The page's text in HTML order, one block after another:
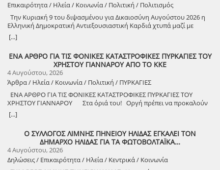
Επικαιρότητα / Ηλεία / Κοινωνία / Πολιτική / Πολιτισμός
Την Κυριακή 9 του διψασμένου για Δικαιοσύνη Αυγούστου 2026 η
Ελληνική Δημοκρατική Αντιεξουσιαστική Καρδιά χτυπά μαζί με
ΟΛΟΥΣ τους Συναγωνιστές για την Παλαιστίνη μέρα Μνήμης και
Αγώνα!
[...]
ΕΝΑ ΑΡΘΡΟ ΓΙΑ ΤΙΣ ΦΟΝΙΚΕΣ ΚΑΤΑΣΤΡΟΦΙΚΕΣ ΠΥΡΚΑΓΙΕΣ ΤΟΥ
ΧΡΗΣΤΟΥ ΓΙΑΝΝΑΡΟΥ ΑΠΟ ΤΟ ΚΚΕ
4 Αυγούστου, 2026
Άρθρα / Ηλεία / Κοινωνία / Πολιτική / ΠΥΡΚΑΓΙΕΣ
ΕΝΑ ΑΡΘΡΟ ΓΙΑ ΤΙΣ ΦΟΝΙΚΕΣ ΚΑΤΑΣΤΡΟΦΙΚΕΣ ΠΥΡΚΑΓΙΕΣ ΤΟΥ
ΧΡΗΣΤΟΥ ΓΙΑΝΝΑΡΟΥ Στα όριά του! Οργή πρέπει να προκαλούν
τα αναμασήματα του πρωθυπουργού και κυβερνητικών στελεχών,
που παίζουν την κασέτα της «κλιματικής αλλαγής» και της ατομικής
Αποκορύφωμα ήταν η δήλωση του υπουργού Πολιτικής Προστασίας,
ότι ο κρατικός μηχανισμός έχει φτάσει «στα όριά του», όταν πριν από
λίγους μήνες, η κυβέρνηση πανηγύριζε ότι η αντιπυρική περίοδος
ξεκινάει με τις καλύτερες δυνατές προϋποθέσεις! Χρειάστηκαν μόνο
[...]
Ο ΣΥΛΛΟΓΟΣ ΛΙΜΝΗΣ ΠΗΝΕΙΟΥ ΗΛΙΔΑΣ ΕΓΚΑΛΕΙ ΤΟΝ
ΔΗΜΑΡΧΟ ΗΛΙΔΑΣ ΓΙΑ ΤΑ ΦΩΤΟΒΟΛΤΑΪΚΑ…
4 Αυγούστου, 2026
Δηλώσεις / Επικαιρότητα / Ηλεία / Κεντρικά / Κοινωνία